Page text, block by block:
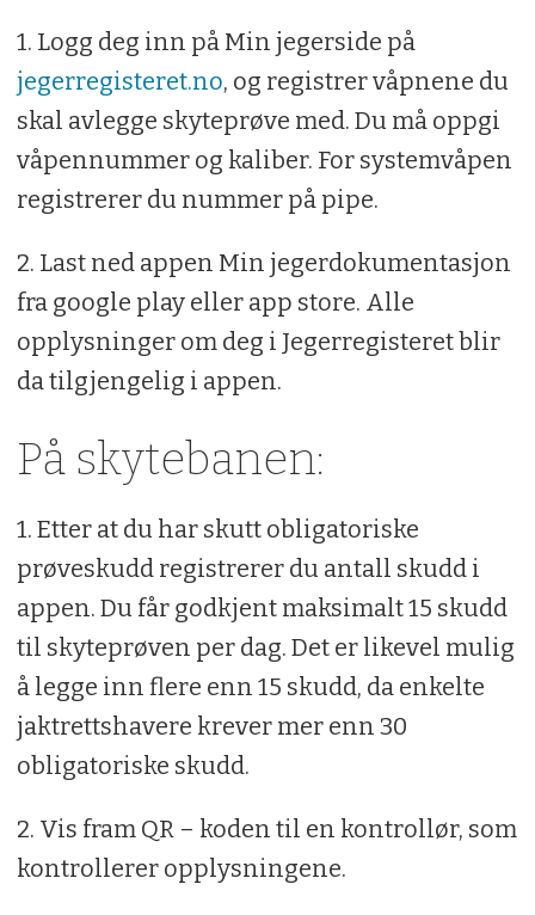
1. Logg deg inn på Min jegerside på
jegerregisteret.no, og registrer våpnene du
skal avlegge skyteprøve med. Du må oppgi
våpennummer og kaliber. For systemvåpen
registrerer du nummer på pipe.
2. Last ned appen Min jegerdokumentasjon
fra google play eller app store. Alle
opplysninger om deg i Jegerregisteret blir
da tilgjengelig i appen.
På skytebanen:
1. Etter at du har skutt obligatoriske
prøveskudd registrerer du antall skudd i
appen. Du får godkjent maksimalt 15 skudd
til skyteprøven per dag. Det er likevel mulig
å legge inn flere enn 15 skudd, da enkelte
jaktrettshavere krever mer enn 30
obligatoriske skudd.
2. Vis fram QR – koden til en kontrollør, som
kontrollerer opplysningene.